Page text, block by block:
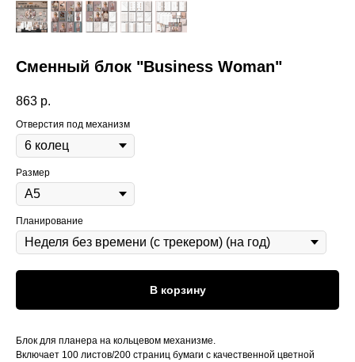
Сменный блок "Business Woman"
863 р.
Отверстия под механизм
Размер
Планирование
В корзину
Блок для планера на кольцевом механизме.
Включает 100 листов/200 страниц бумаги с качественной цветной